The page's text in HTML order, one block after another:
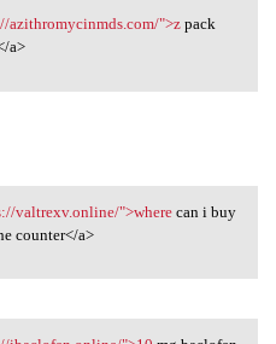
azithromycinmds.com/">zpack
a>
valtrexv
valtrexv.online/">wherecan i buy
counter</a>